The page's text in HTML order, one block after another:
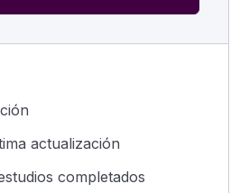
actualización
completados